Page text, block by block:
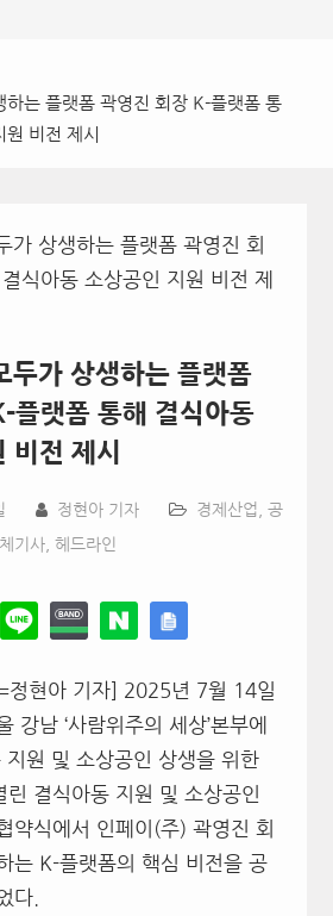
는 플랫폼 곽영진 회장 K-플랫폼 통
비전 제시
두가 상생하는 플랫폼
플랫폼 통해 결식아동
비전 제시
정현아 기자 경제산업 공
기사, 헤드라인
정현아 기자] 2025년 7월 14일
강남 ‘사람위주의 세상’본부에
지원 및 소상공인 상생을 위한
린 결식아동 지원 및 소상공인
약식에서 인페이(주) 곽영진 회
는 K-플랫폼의 핵심 비전을 공
다.